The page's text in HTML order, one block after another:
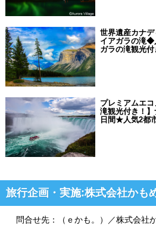
世界遺産カナ
イアガラの滝◆
ガラの滝観光
プレミアムエ
滝観光付き！
日間★人気2都
旅行企画・実施:株式会社かも
問合せ先：（ｅかも。）／株式会社